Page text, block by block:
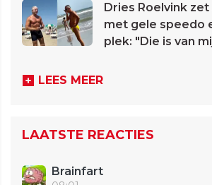
Dries Roelvink
met gele speedo
plek: "Die is van
LEES MEER
LAATSTE REACTIES
Brainfart